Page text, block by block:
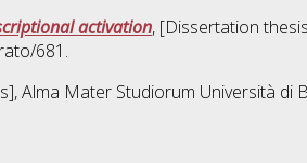
activation, [Dissertation
681.
Alma Mater Studiorum Università di